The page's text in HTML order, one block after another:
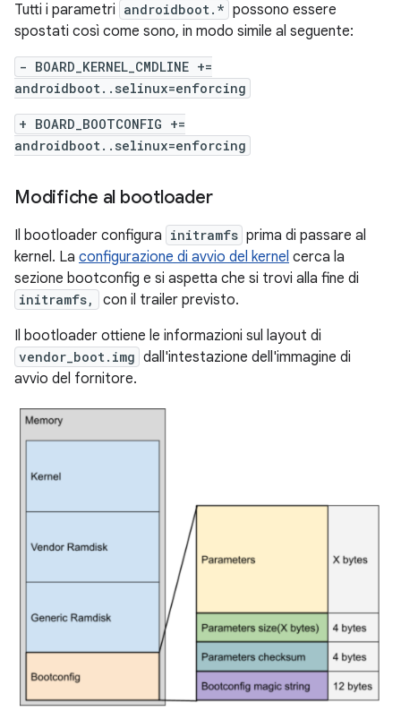
Tutti i parametri androidboot.* possono essere
spostati così come sono, in modo simile al seguente:
- BOARD_KERNEL_CMDLINE +=
androidboot..selinux=enforcing
+ BOARD_BOOTCONFIG +=
androidboot..selinux=enforcing
Modifiche al bootloader
Il bootloader configura initramfs prima di passare al
kernel. La configurazione di avvio del kernel cerca la
sezione bootconfig e si aspetta che si trovi alla fine di
initramfs,
con il trailer previsto.
Il bootloader ottiene le informazioni sul layout di
vendor_boot.img dall'intestazione dell'immagine di
avvio del fornitore.